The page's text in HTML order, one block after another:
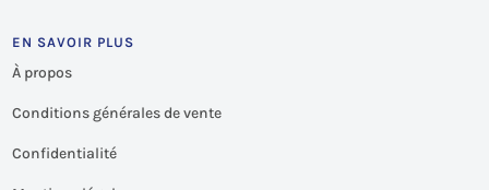
EN SAVOIR PLUS
À propos
Conditions générales de vente
Confidentialité